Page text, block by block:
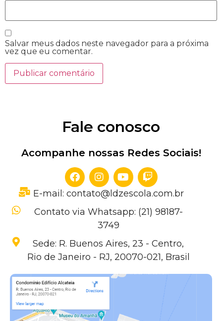
Salvar meus dados neste navegador para a próxima
vez que eu comentar.
Fale conosco
Acompanhe nossas Redes Sociais!
E-mail: contato@ldzescola.com.br
Contato via Whatsapp: (21) 98187-
3749
Sede: R. Buenos Aires, 23 - Centro,
Rio de Janeiro - RJ, 20070-021, Brasil